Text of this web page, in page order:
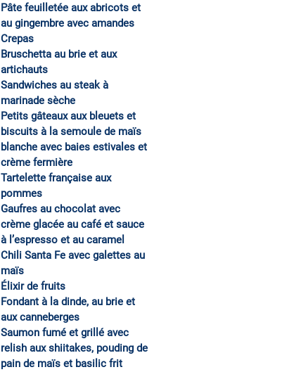
Pâte feuilletée aux abricots et
au gingembre avec amandes
Crepas
Bruschetta au brie et aux
artichauts
Sandwiches au steak à
marinade sèche
Petits gâteaux aux bleuets et
biscuits à la semoule de maïs
blanche avec baies estivales et
crème fermière
Tartelette française aux
pommes
Gaufres au chocolat avec
crème glacée au café et sauce
à l’espresso et au caramel
Chili Santa Fe avec galettes au
maïs
Élixir de fruits
Fondant à la dinde, au brie et
aux canneberges
Saumon fumé et grillé avec
relish aux shiitakes, pouding de
pain de maïs et basilic frit